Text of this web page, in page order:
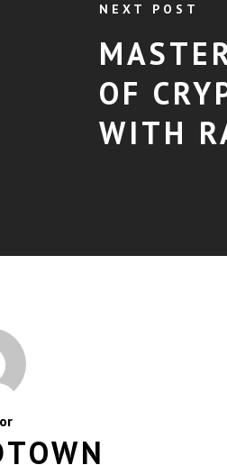
NEXT POST
OF
WITH